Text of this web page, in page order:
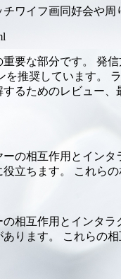
ワイフ画同好会や
要な部分です。 発
推奨しています。
るためのレビュー
の相互作用とイン
立ちます。 これら
相互作用とインタ
ります。 これらの